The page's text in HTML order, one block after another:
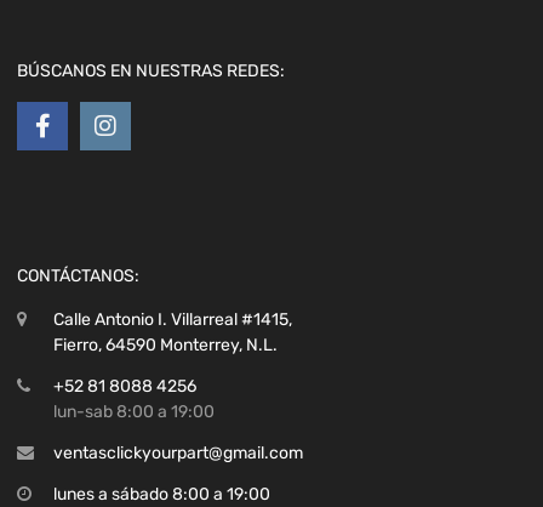
BÚSCANOS EN NUESTRAS REDES:
CONTÁCTANOS:
Calle Antonio I. Villarreal #1415,
Fierro, 64590 Monterrey, N.L.
+52 81 8088 4256
lun-sab 8:00 a 19:00
ventasclickyourpart@gmail.com
lunes a sábado 8:00 a 19:00